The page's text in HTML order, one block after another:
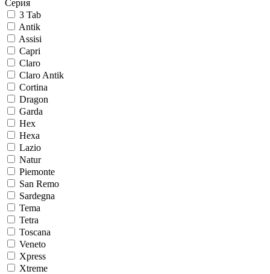
Серия
3 Tab
Antik
Assisi
Capri
Claro
Claro Antik
Cortina
Dragon
Garda
Hex
Hexa
Lazio
Natur
Piemonte
San Remo
Sardegna
Tema
Tetra
Toscana
Veneto
Xpress
Xtreme